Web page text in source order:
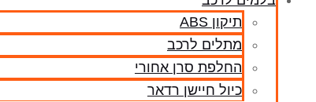
תיקון ABS
מתלים לרכב
החלפת סרן אחורי
כיול חיישן רדאר